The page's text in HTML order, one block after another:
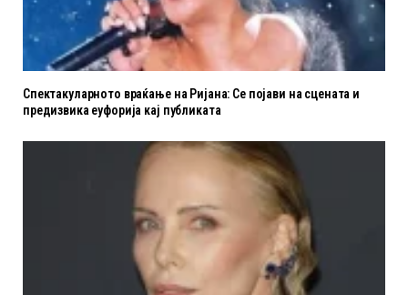
Спектакуларното враќање на Ријана: Се појави на сцената и
предизвика еуфорија кај публиката